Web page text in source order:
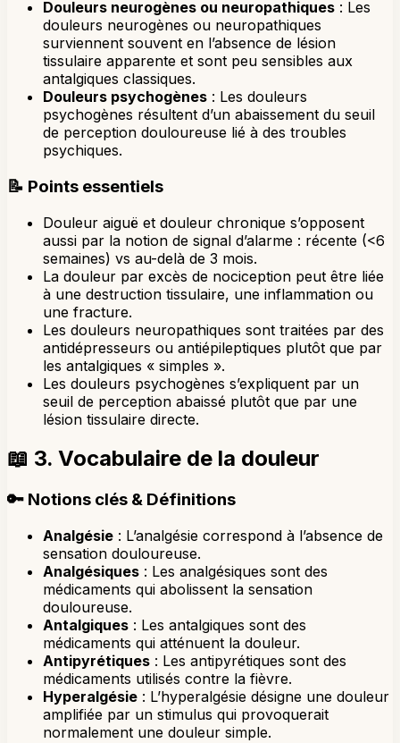
Douleurs neurogènes ou neuropathiques : Les
douleurs neurogènes ou neuropathiques
surviennent souvent en l’absence de lésion
tissulaire apparente et sont peu sensibles aux
antalgiques classiques.
Douleurs psychogènes : Les douleurs
psychogènes résultent d’un abaissement du seuil
de perception douloureuse lié à des troubles
psychiques.
📝 Points essentiels
Douleur aiguë et douleur chronique s’opposent
aussi par la notion de signal d’alarme : récente (<6
semaines) vs au-delà de 3 mois.
La douleur par excès de nociception peut être liée
à une destruction tissulaire, une inflammation ou
une fracture.
Les douleurs neuropathiques sont traitées par des
antidépresseurs ou antiépileptiques plutôt que par
les antalgiques « simples ».
Les douleurs psychogènes s’expliquent par un
seuil de perception abaissé plutôt que par une
lésion tissulaire directe.
📖 3. Vocabulaire de la douleur
🔑 Notions clés & Définitions
Analgésie : L’analgésie correspond à l’absence de
sensation douloureuse.
Analgésiques : Les analgésiques sont des
médicaments qui abolissent la sensation
douloureuse.
Antalgiques : Les antalgiques sont des
médicaments qui atténuent la douleur.
Antipyrétiques : Les antipyrétiques sont des
médicaments utilisés contre la fièvre.
Hyperalgésie : L’hyperalgésie désigne une douleur
amplifiée par un stimulus qui provoquerait
normalement une douleur simple.